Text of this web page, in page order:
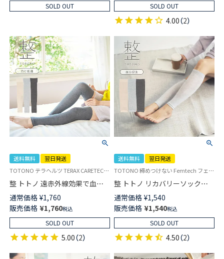
03022820 SOLD OUT SOLD OUT
4.00（2）
送料無料
翌日発送
TOTONO テラヘルツ TERAX CARETECTで 遠赤外線（テラヘルツ光波含む）効果 Femtech（フェムテック） 締めつけない あたたかい
整 トトノ 遠赤外線効果で血行
促進 ロングレッグウォーマー
ゆったりゴム レディース 【365
日最短翌日発送】 03915223
通常価格 ¥1,760
販売価格 ¥1,760税込
SOLD OUT
5.00（2）
送料無料
翌日発送
TOTONO 締めつけない Femtech フェムテック レッグウォーマー 遠赤外線 テラヘルツ光波
整 トトノ リカバリーソックス
鉱石プリントで血行促進 ふくら
はぎ＆腕 2wayサポーター 温活
TERAX CARETECT ゆったりゴ
ム レディース 【365日最短翌日
発送】03915222
通常価格 ¥1,540
販売価格 ¥1,540税込
SOLD OUT
4.50（2）